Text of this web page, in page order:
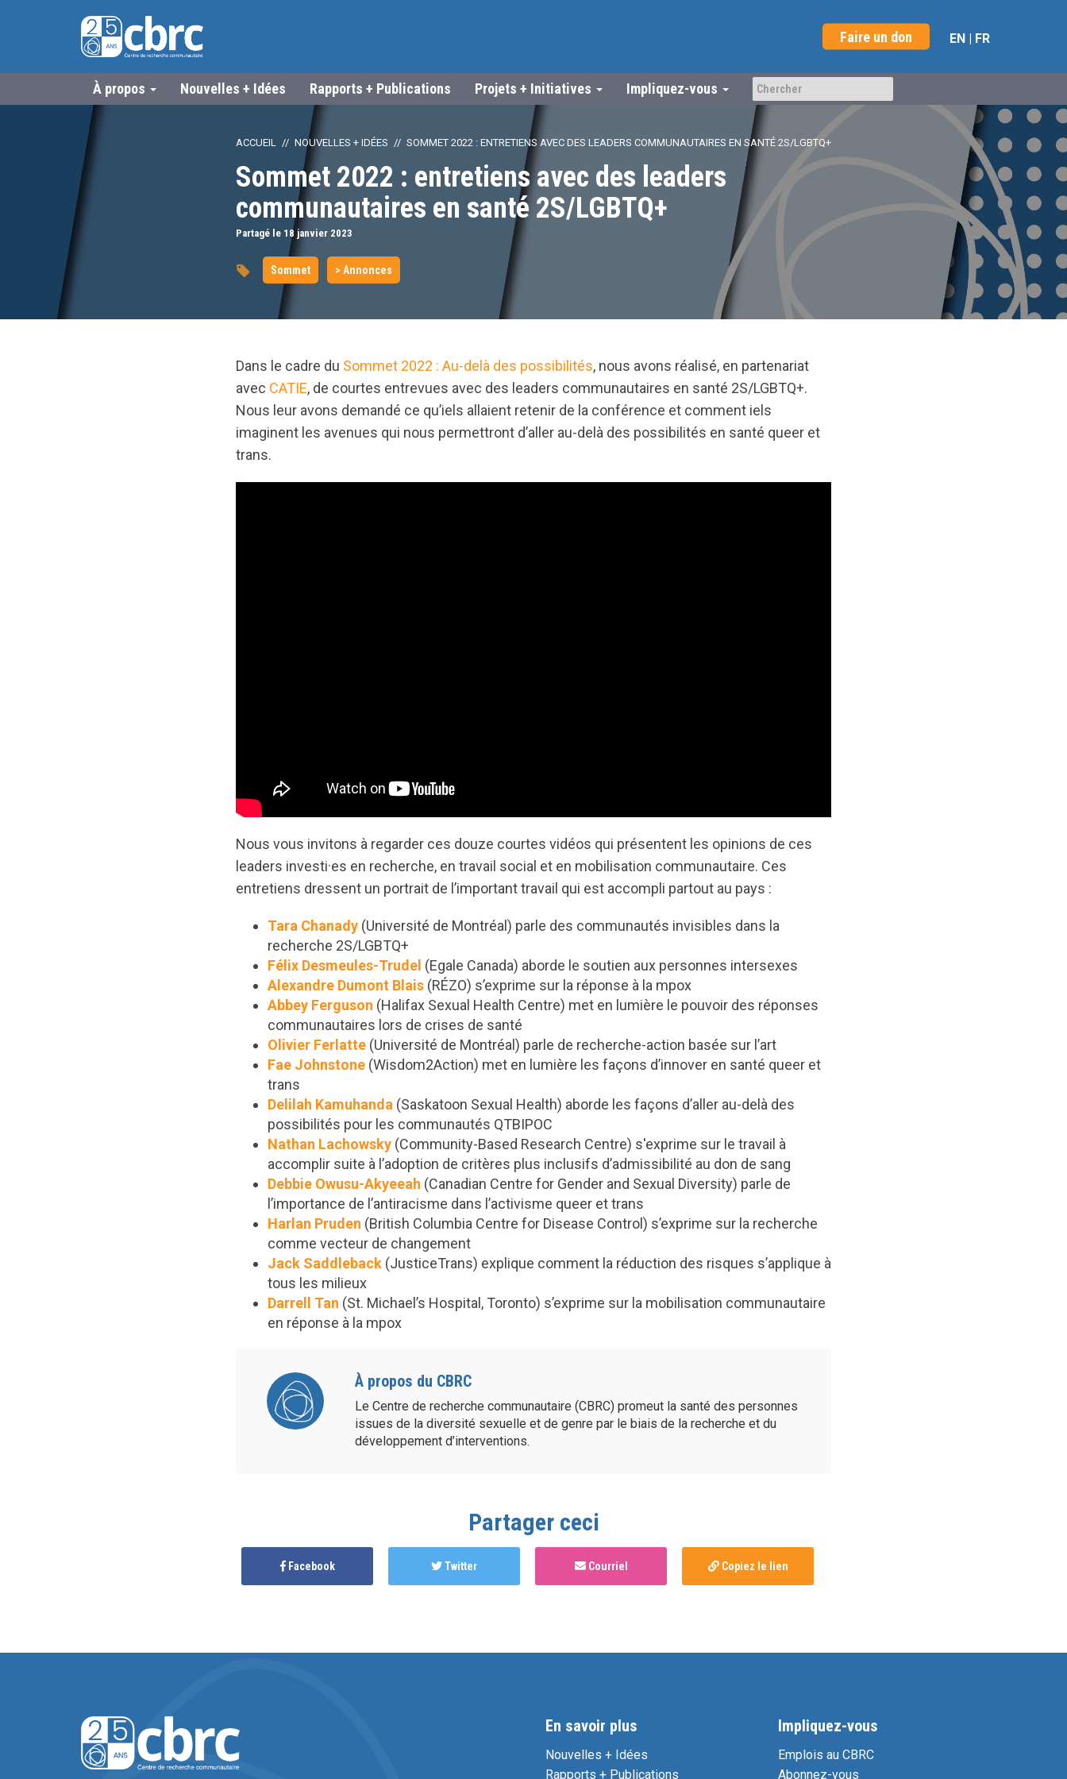
Faire un don EN | FR
À propos Nouvelles + Idées Rapports + Publications Projets + Initiatives Impliquez-vous
ACCUEIL NOUVELLES + IDÉES SOMMET 2022 : ENTRETIENS AVEC DES LEADERS COMMUNAUTAIRES EN SANTÉ 2S/LGBTQ+
Sommet 2022 : entretiens avec des leaders
communautaires en santé 2S/LGBTQ+
Partagé le 18 janvier 2023
Sommet > Annonces
Dans le cadre du Sommet 2022 : Au-delà des possibilités, nous avons réalisé, en partenariat
avec CATIE, de courtes entrevues avec des leaders communautaires en santé 2S/LGBTQ+.
Nous leur avons demandé ce qu’iels allaient retenir de la conférence et comment iels
imaginent les avenues qui nous permettront d’aller au-delà des possibilités en santé queer et
trans.
Nous vous invitons à regarder ces douze courtes vidéos qui présentent les opinions de ces
leaders investi·es en recherche, en travail social et en mobilisation communautaire. Ces
entretiens dressent un portrait de l’important travail qui est accompli partout au pays :
Tara Chanady (Université de Montréal) parle des communautés invisibles dans la
recherche 2S/LGBTQ+
Félix Desmeules-Trudel (Egale Canada) aborde le soutien aux personnes intersexes
Alexandre Dumont Blais (RÉZO) s’exprime sur la réponse à la mpox
Abbey Ferguson (Halifax Sexual Health Centre) met en lumière le pouvoir des réponses
communautaires lors de crises de santé
Olivier Ferlatte (Université de Montréal) parle de recherche-action basée sur l’art
Fae Johnstone (Wisdom2Action) met en lumière les façons d’innover en santé queer et
trans
Delilah Kamuhanda (Saskatoon Sexual Health) aborde les façons d’aller au-delà des
possibilités pour les communautés QTBIPOC
Nathan Lachowsky (Community-Based Research Centre) s'exprime sur le travail à
accomplir suite à l’adoption de critères plus inclusifs d’admissibilité au don de sang
Debbie Owusu-Akyeeah (Canadian Centre for Gender and Sexual Diversity) parle de
l’importance de l’antiracisme dans l’activisme queer et trans
Harlan Pruden (British Columbia Centre for Disease Control) s’exprime sur la recherche
comme vecteur de changement
Jack Saddleback (JusticeTrans) explique comment la réduction des risques s’applique à
tous les milieux
Darrell Tan (St. Michael’s Hospital, Toronto) s’exprime sur la mobilisation communautaire
en réponse à la mpox
À propos du CBRC
Le Centre de recherche communautaire (CBRC) promeut la santé des personnes
issues de la diversité sexuelle et de genre par le biais de la recherche et du
développement d’interventions.
Partager ceci
Facebook Twitter Courriel Copiez le lien
En savoir plus
Nouvelles + Idées
Rapports + Publications
Impliquez-vous
Emplois au CBRC
Abonnez-vous